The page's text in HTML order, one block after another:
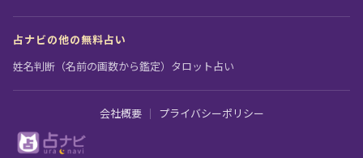
占ナビの他の無料占い
姓名判断（名前の画数から鑑定） タロット占い
会社概要 ｜ プライバシーポリシー